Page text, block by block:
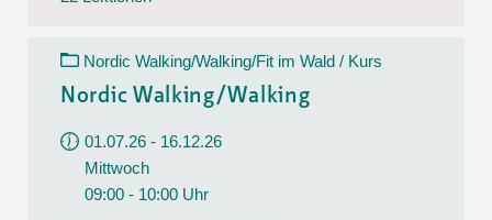
Nordic Walking/Walking/Fit im Wald / Kurs
Nordic Walking/Walking
01.07.26 - 16.12.26
Mittwoch
09:00 - 10:00 Uhr